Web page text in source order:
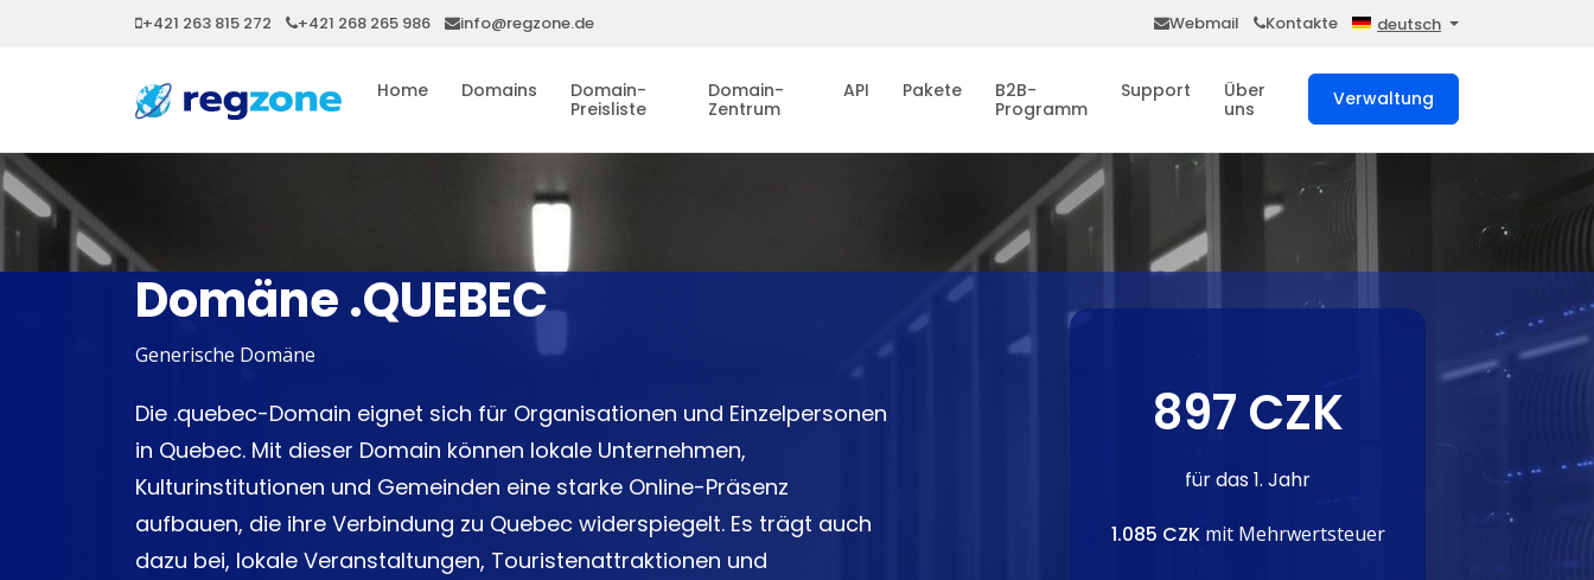
+421 263 815 272 +421 268 265 986 info@regzone.de Webmail Kontakte deutsch
Home Domains
Domain-
Preisliste
Domain-
Zentrum
API Pakete
B2B-
Programm
Support
Über
uns
Verwaltung
Domäne .QUEBEC
Generische Domäne
Die .quebec-Domain eignet sich für Organisationen und Einzelpersonen
in Quebec. Mit dieser Domain können lokale Unternehmen,
Kulturinstitutionen und Gemeinden eine starke Online-Präsenz
aufbauen, die ihre Verbindung zu Quebec widerspiegelt. Es trägt auch
dazu bei, lokale Veranstaltungen, Touristenattraktionen und
897 CZK
für das 1. Jahr
1.085 CZKmit Mehrwertsteuer